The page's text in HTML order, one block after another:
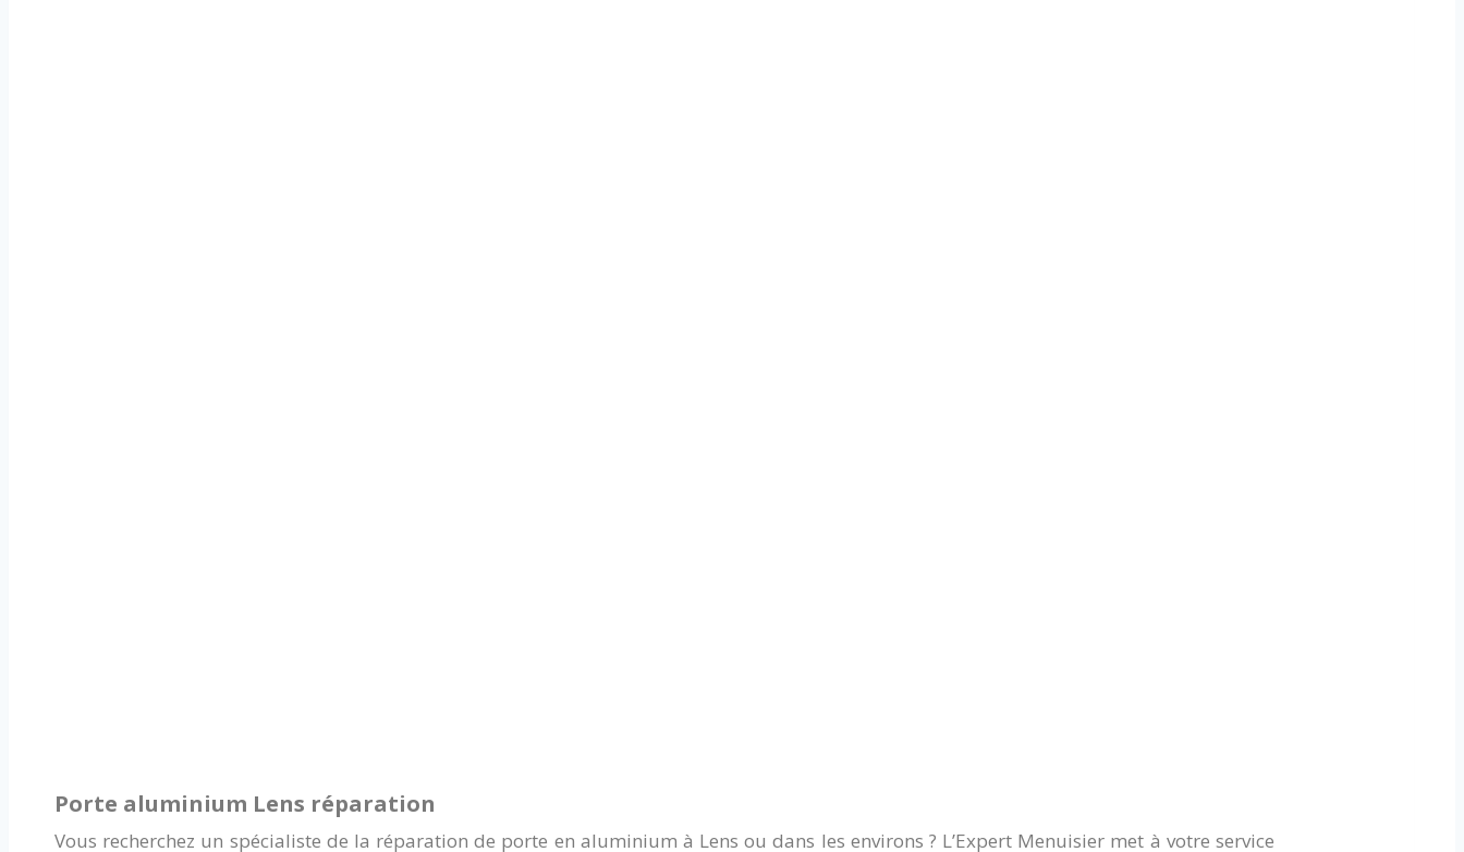
Porte aluminium Lens réparation
Vous recherchez un spécialiste de la réparation de porte en aluminium à Lens ou dans les environs ? L’Expert Menuisier met à votre service